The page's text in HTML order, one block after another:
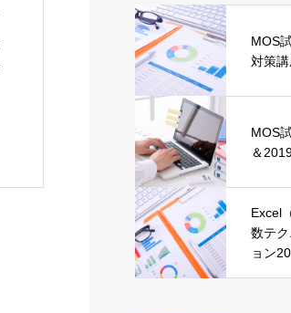
MOS
対策講
MOS
＆
Excel
数テ
ョン